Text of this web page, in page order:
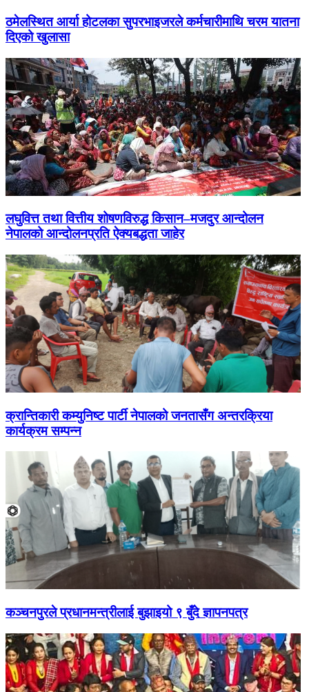
ठमेलस्थित आर्या होटलका सुपरभाइजरले कर्मचारीमाथि चरम यातना
दिएको खुलासा
लघुवित्त तथा वित्तीय शोषणविरुद्ध किसान–मजदुर आन्दोलन
नेपालको आन्दोलनप्रति ऐक्यबद्धता जाहेर
क्रान्तिकारी कम्युनिष्ट पार्टी नेपालको जनतासँग अन्तरक्रिया
कार्यक्रम सम्पन्न
कञ्चनपुरले प्रधानमन्त्रीलाई बुझाइयो ९ बुँदे ज्ञापनपत्र